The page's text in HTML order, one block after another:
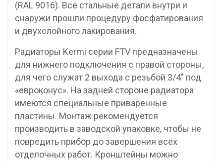
(RAL 9016). Все стальные детали внутри и
снаружи прошли процедуру фосфатирования
и двухслойного лакирования.
Радиаторы Kermi серии FTV предназначены
для нижнего подключения с правой стороны,
для чего служат 2 выхода с резьбой 3/4″ под
«евроконус». На задней стороне радиатора
имеются специальные приваренные
пластины. Монтаж рекомендуется
производить в заводской упаковке, чтобы не
повредить прибор до завершения всех
отделочных работ. Кронштейны можно